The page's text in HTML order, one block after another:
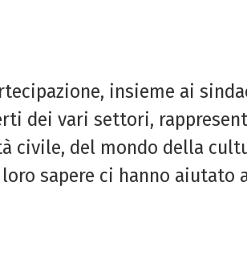
insieme ai
dei vari settori,
civile, del mondo della
sapere ci hanno aiutato